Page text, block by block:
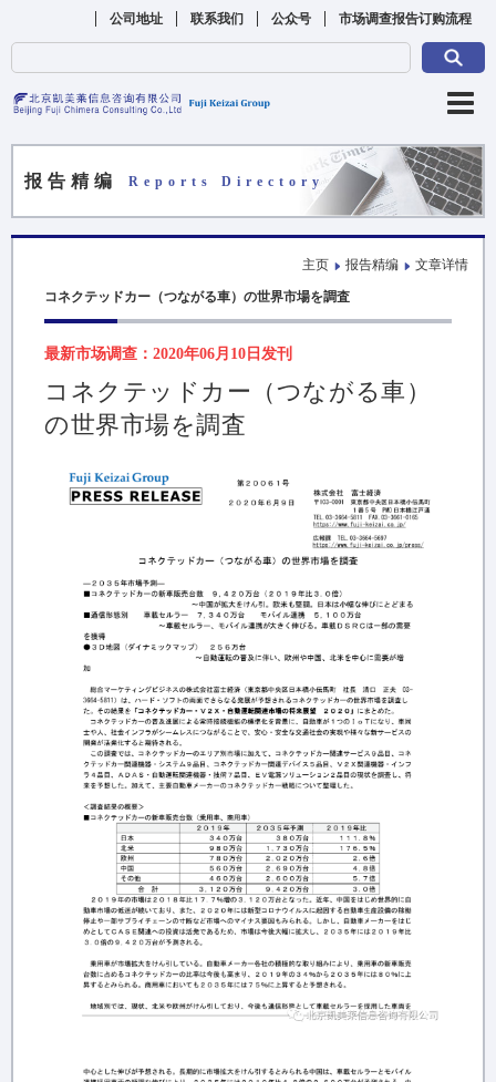
公司地址 联系我们 公众号 市场调查报告订购流程
报告精编 Reports Directory
主页 报告精编 文章详情
コネクテッドカー（つながる車）の世界市場を調査
最新市场调查：2020年06月10日发刊
コネクテッドカー（つながる車）
の世界市場を調査